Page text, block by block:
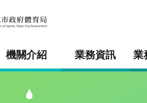
機關介紹 業務資訊 業